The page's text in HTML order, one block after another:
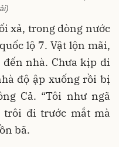
xả, trong dòng nước
lộ 7. Vật lộn mãi,
nhà. Chưa kịp di
độ ập xuống rồi bị
Cả. “Tôi như ngã
trôi đi trước mắt mà
bã.